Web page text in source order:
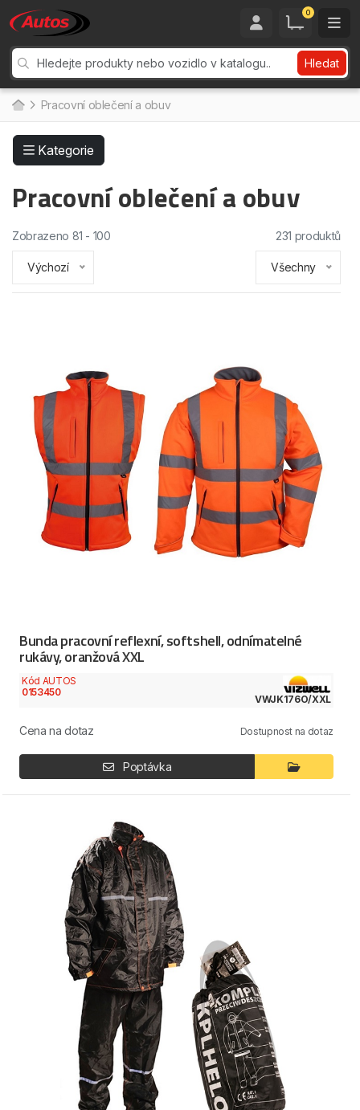
0
Hledat
Pracovní oblečení a obuv
Kategorie
Pracovní oblečení a obuv
Zobrazeno 81 - 100 231 produktů
Výchozí Všechny
Bunda pracovní reflexní, softshell, odnímatelné
rukávy, oranžová XXL
Kód AUTOS
0153450
VWJK176O/XXL
Cena na dotaz Dostupnost na dotaz
Poptávka